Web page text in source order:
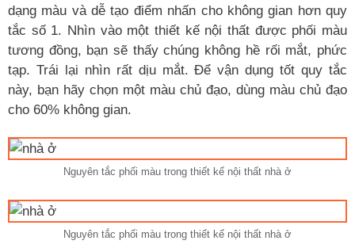
dạng màu và dễ tạo điểm nhấn cho không gian hơn quy
tắc số 1. Nhìn vào một thiết kế nội thất được phối màu
tương đồng, bạn sẽ thấy chúng không hề rối mắt, phức
tạp. Trái lại nhìn rất dịu mắt. Để vận dụng tốt quy tắc
này, bạn hãy chọn một màu chủ đạo, dùng màu chủ đạo
cho 60% không gian.
Nguyên tắc phối màu trong thiết kế nội thất nhà ở
Nguyên tắc phối màu trong thiết kế nội thất nhà ở